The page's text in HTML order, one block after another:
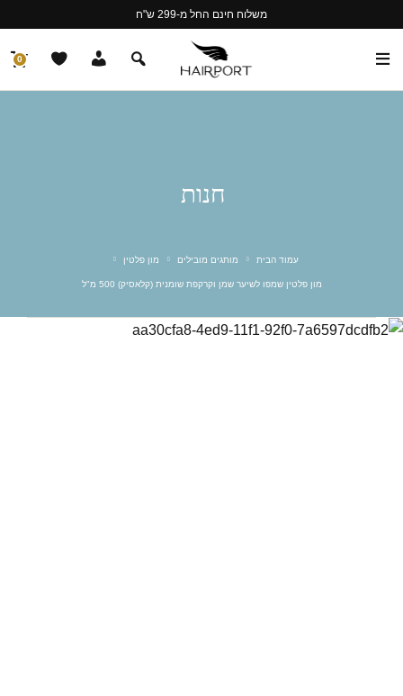
משלוח חינם החל מ-299 ש"ח
0
חנות
עמוד הבית מותגים מובילים מון פלטין
מון פלטין שמפו לשיער שמן וקרקפת שומנית (קלאסיק) 500 מ"ל